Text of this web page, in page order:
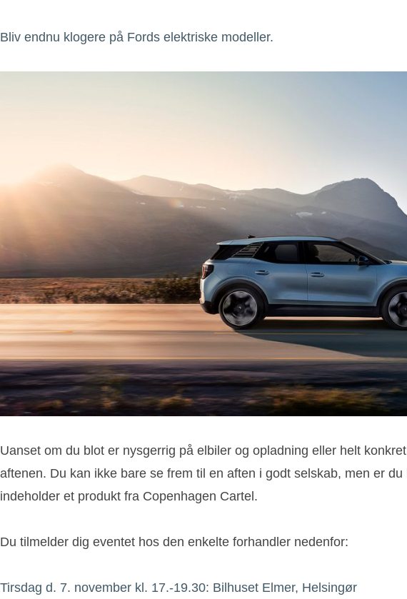
Bliv endnu klogere på Fords elektriske modeller.
Uanset om du blot er nysgerrig på elbiler og opladning eller helt
aftenen. Du kan ikke bare se frem til en aften i godt selskab, men er
indeholder et produkt fra Copenhagen Cartel.
Du tilmelder dig eventet hos den enkelte forhandler nedenfor:
Tirsdag d. 7. november kl. 17.-19.30: Bilhuset Elmer, Helsingør